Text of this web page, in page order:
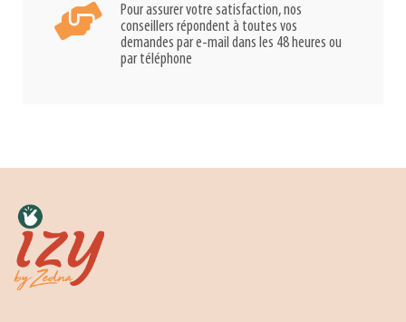
Pour assurer votre satisfaction, nos
conseillers répondent à toutes vos
demandes par e-mail dans les 48 heures ou
par téléphone